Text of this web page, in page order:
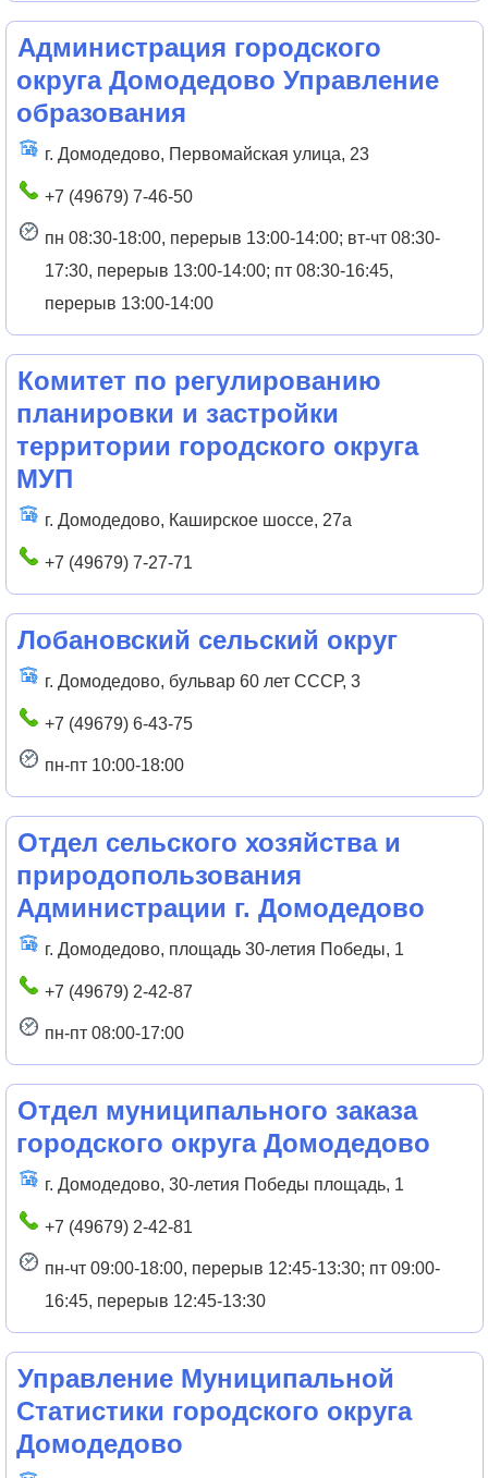
Администрация городского
округа Домодедово Управление
образования
г. Домодедово, Первомайская улица, 23
+7 (49679) 7-46-50
пн 08:30-18:00, перерыв 13:00-14:00; вт-чт 08:30-
17:30, перерыв 13:00-14:00; пт 08:30-16:45,
перерыв 13:00-14:00
Комитет по регулированию
планировки и застройки
территории городского округа
МУП
г. Домодедово, Каширское шоссе, 27а
+7 (49679) 7-27-71
Лобановский сельский округ
г. Домодедово, бульвар 60 лет СССР, 3
+7 (49679) 6-43-75
пн-пт 10:00-18:00
Отдел сельского хозяйства и
природопользования
Администрации г. Домодедово
г. Домодедово, площадь 30-летия Победы, 1
+7 (49679) 2-42-87
пн-пт 08:00-17:00
Отдел муниципального заказа
городского округа Домодедово
г. Домодедово, 30-летия Победы площадь, 1
+7 (49679) 2-42-81
пн-чт 09:00-18:00, перерыв 12:45-13:30; пт 09:00-
16:45, перерыв 12:45-13:30
Управление Муниципальной
Статистики городского округа
Домодедово